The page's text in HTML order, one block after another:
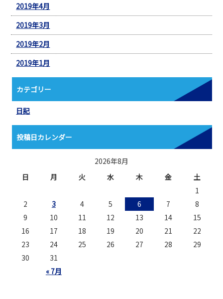
2019年4月
2019年3月
2019年2月
2019年1月
カテゴリー
日記
投稿日カレンダー
2026年8月
日
月 火 水 木 金 土
« 7月
1
2
3 4 5 6 7
8
9
10 11 12 13 14
15
16
17 18 19 20 21
22
23
24 25 26 27 28
29
30
31